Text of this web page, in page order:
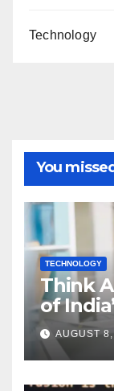
Technology
You
TECHNOLOGY
Think
of
layoffs
AUGUST